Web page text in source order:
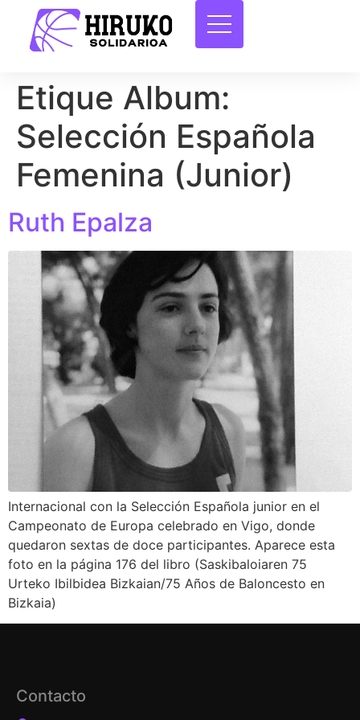
Etique Album:
Selección Española
Femenina (Junior)
Ruth Epalza
Internacional con la Selección Española junior en el
Campeonato de Europa celebrado en Vigo, donde
quedaron sextas de doce participantes. Aparece esta
foto en la página 176 del libro (Saskibaloiaren 75
Urteko Ibilbidea Bizkaian/75 Años de Baloncesto en
Bizkaia)
Contacto